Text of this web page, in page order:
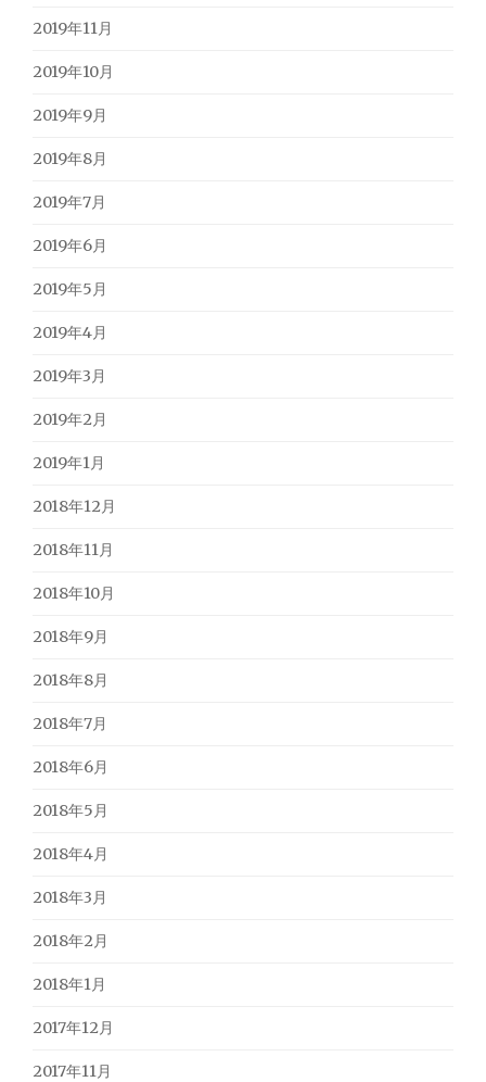
2019年11月
2019年10月
2019年9月
2019年8月
2019年7月
2019年6月
2019年5月
2019年4月
2019年3月
2019年2月
2019年1月
2018年12月
2018年11月
2018年10月
2018年9月
2018年8月
2018年7月
2018年6月
2018年5月
2018年4月
2018年3月
2018年2月
2018年1月
2017年12月
2017年11月